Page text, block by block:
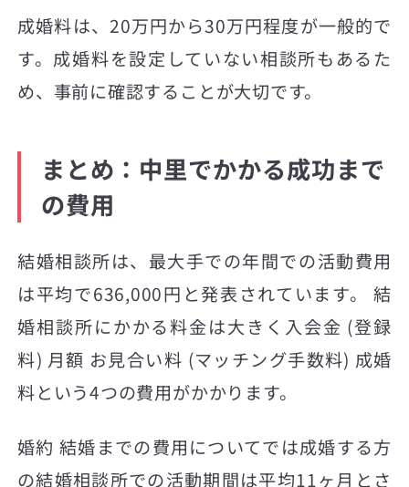
成婚料は、20万円から30万円程度が一般的で
す。成婚料を設定していない相談所もあるた
め、事前に確認することが大切です。
まとめ：中里でかかる成功まで
の費用
結婚相談所は、最大手での年間での活動費用
は平均で636,000円と発表されています。 結
婚相談所にかかる料金は大きく入会金 (登録
料) 月額 お見合い料 (マッチング手数料) 成婚
料という4つの費用がかかります。
婚約 結婚までの費用についてでは成婚する方
の結婚相談所での活動期間は平均11ヶ月とさ